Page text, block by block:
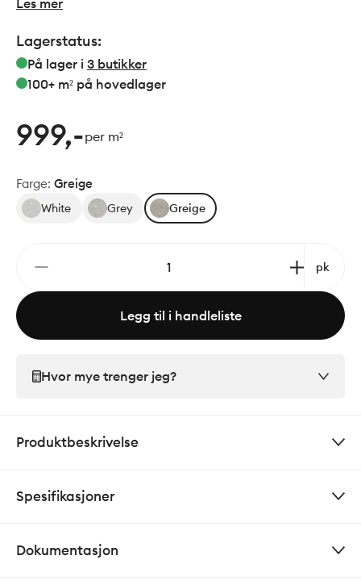
utrolig flott måte. Sammen med Powder, som er
gjengivelse av betong, får man et fantastisk
harmonisk baderom.
Les mer
Lagerstatus:
På lager i 3 butikker
100+ m² på hovedlager
999,-per m²
Farge: Greige
White Grey Greige
pk
Legg til i handleliste
Hvor mye trenger jeg?
Produktbeskrivelse
Spesifikasjoner
Dokumentasjon